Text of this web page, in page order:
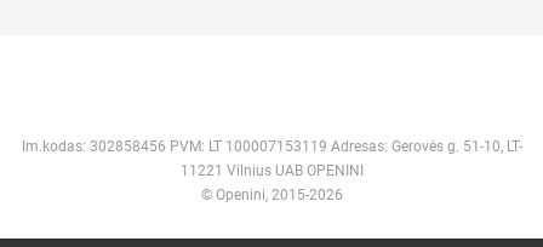
Im.kodas: 302858456 PVM: LT 100007153119 Adresas: Gerovės g. 51-10, LT-
11221 Vilnius UAB OPENINI
© Openini, 2015-2026